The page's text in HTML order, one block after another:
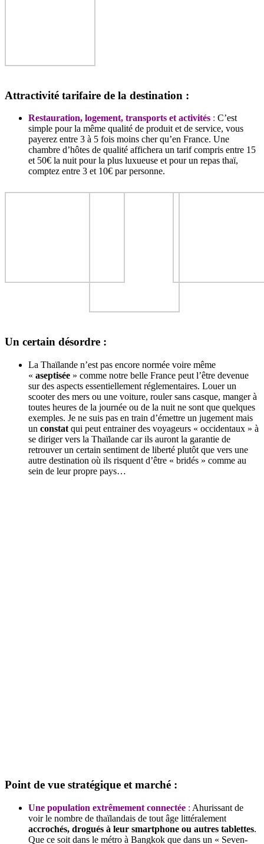
Attractivité tarifaire de la destination :
Restauration, logement, transports et activités : C’est
simple pour la même qualité de produit et de service, vous
payerez entre 3 à 5 fois moins cher qu’en France. Une
chambre d’hôtes de qualité affichera un tarif compris entre 15
et 50€ la nuit pour la plus luxueuse et pour un repas thaï,
comptez entre 3 et 10€ par personne.
Un certain désordre :
La Thaïlande n’est pas encore normée voire même
« aseptisée » comme notre belle France peut l’être devenue
sur des aspects essentiellement réglementaires. Louer un
scooter des mers ou une voiture, rouler sans casque, manger à
toutes heures de la journée ou de la nuit ne sont que quelques
exemples. Je ne suis pas en train d’émettre un jugement mais
un constat qui peut entrainer des voyageurs « occidentaux » à
se diriger vers la Thaïlande car ils auront la garantie de
retrouver un certain sentiment de liberté plutôt que vers une
autre destination où ils risquent d’être « bridés » comme au
sein de leur propre pays…
Point de vue stratégique et marché :
Une population extrêmement connectée : Ahurissant de
voir le nombre de thaïlandais de tout âge littéralement
accrochés, drogués à leur smartphone ou autres tablettes.
Que ce soit dans le métro à Bangkok que dans un « Seven-